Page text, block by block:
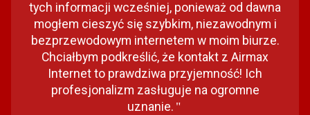
tych informacji wcześniej, ponieważ od dawna
mogłem cieszyć się szybkim, niezawodnym i
bezprzewodowym internetem w moim biurze.
Chciałbym podkreślić, że kontakt z Airmax
Internet to prawdziwa przyjemność! Ich
profesjonalizm zasługuje na ogromne
uznanie. "